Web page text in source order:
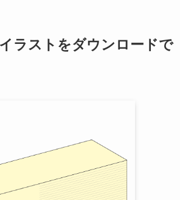
ラストをダウンロードで